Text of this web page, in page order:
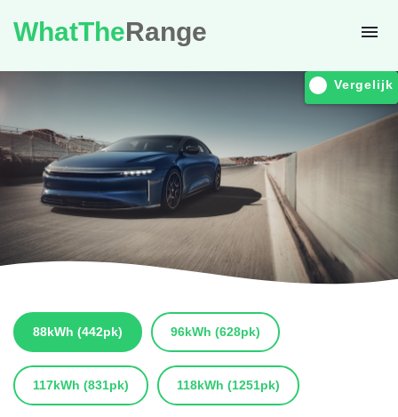
WhatTheRange
Vergelijk
88kWh (442pk) 96kWh (628pk)
117kWh (831pk) 118kWh (1251pk)